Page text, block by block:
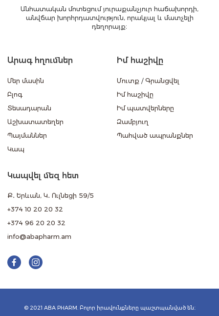
Անհատական մոտեցում յուրաքանչյուր հաճախորդի,
անվճար խորհրդատվություն, որակյալ և մատչելի
դեղորայք։
Արագ հղումներ
Մեր մասին
Բլոգ
Տեսադարան
Աշխատատեղեր
Պայմաններ
Կապ
Իմ հաշիվը
Մուտք / Գրանցվել
Իմ հաշիվը
Իմ պատվերները
Զամբյուղ
Պահված ապրանքներ
Կապվել մեզ հետ
Ք․ Երևան, Կ․ Ուլնեցի 59/5
+374 10 20 20 32
+374 96 20 20 32
info@abapharm.am
© 2021 ABA PHARM. Բոլոր իրավունքները պաշտպանված են։